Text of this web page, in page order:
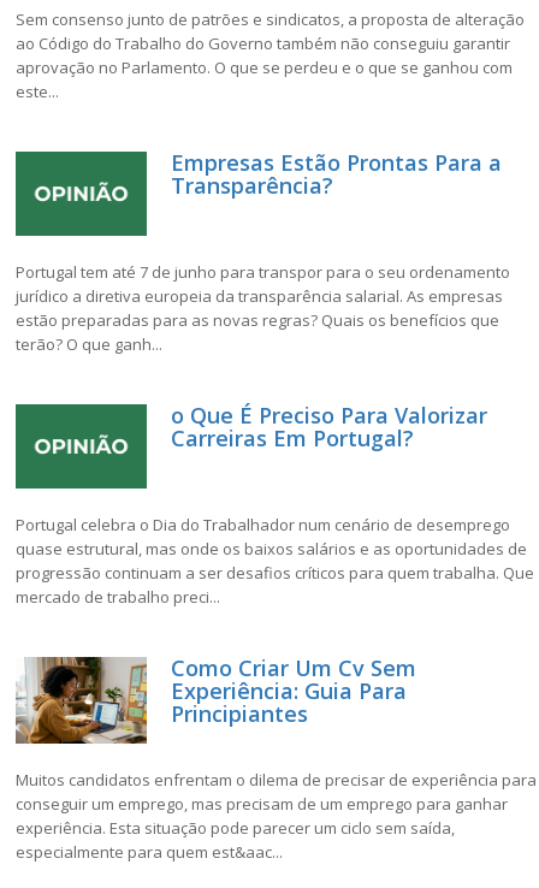
Sem consenso junto de patrões e sindicatos, a proposta de alteração
ao Código do Trabalho do Governo também não conseguiu garantir
aprovação no Parlamento. O que se perdeu e o que se ganhou com
este...
Empresas Estão Prontas Para a
Transparência?
Portugal tem até 7 de junho para transpor para o seu ordenamento
jurídico a diretiva europeia da transparência salarial. As empresas
estão preparadas para as novas regras? Quais os benefícios que
terão? O que ganh...
o Que É Preciso Para Valorizar
Carreiras Em Portugal?
Portugal celebra o Dia do Trabalhador num cenário de desemprego
quase estrutural, mas onde os baixos salários e as oportunidades de
progressão continuam a ser desafios críticos para quem trabalha. Que
mercado de trabalho preci...
Como Criar Um Cv Sem
Experiência: Guia Para
Principiantes
Muitos candidatos enfrentam o dilema de precisar de experiência para
conseguir um emprego, mas precisam de um emprego para ganhar
experiência. Esta situação pode parecer um ciclo sem saída,
especialmente para quem est&aac...